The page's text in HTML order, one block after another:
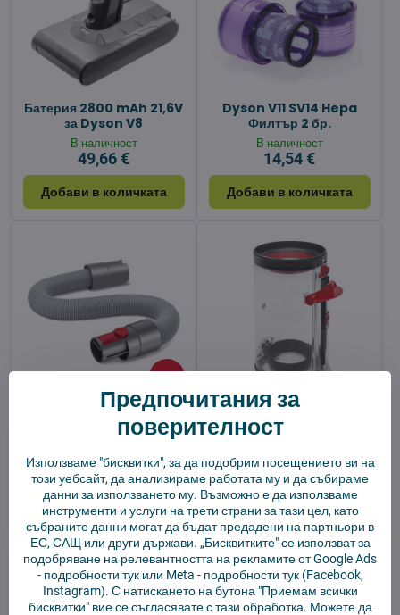
Батерия 2800 mAh 21,6V
за Dyson V8
В наличност
49,66 €
Добави в количката
Dyson V11 SV14 Hepa
Филтър 2 бр.
В наличност
14,54 €
Добави в количката
15%
Гъвкав маркуч за Dyson
V7/V8/V10/V11/V12/V15
В наличност
10,63 €
Добави в количката
Контейнер за прах за
прахосмукачка Dyson
V11/V15 – резервна част
В наличност
29,17 €
Добави в количката
Предпочитания за
поверителност
Използваме "бисквитки", за да подобрим посещението ви на
този уебсайт, да анализираме работата му и да събираме
данни за използването му. Възможно е да използваме
инструменти и услуги на трети страни за тази цел, като
събраните данни могат да бъдат предадени на партньори в
ЕС, САЩ или други държави. „Бисквитките" се използват за
подобряване на релевантността на рекламите от Google Ads
- подробности тукили Meta - подробности тук(Facebook,
Instagram). С натискането на бутона "Приемам всички
бисквитки" вие се съгласявате с тази обработка. Можете да